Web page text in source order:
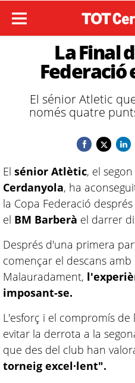
La Final
Federació
El sénior Atletic
només quatre
El sénior Atlètic, el
Cerdanyola, ha
la Copa Federació
el BM Barberà el darrer
Després d'una primera
començar el descans
Malauradament,
imposant-se.
L'esforç i el compromís
evitar la derrota a la
que des del club han
torneig excel·lent".